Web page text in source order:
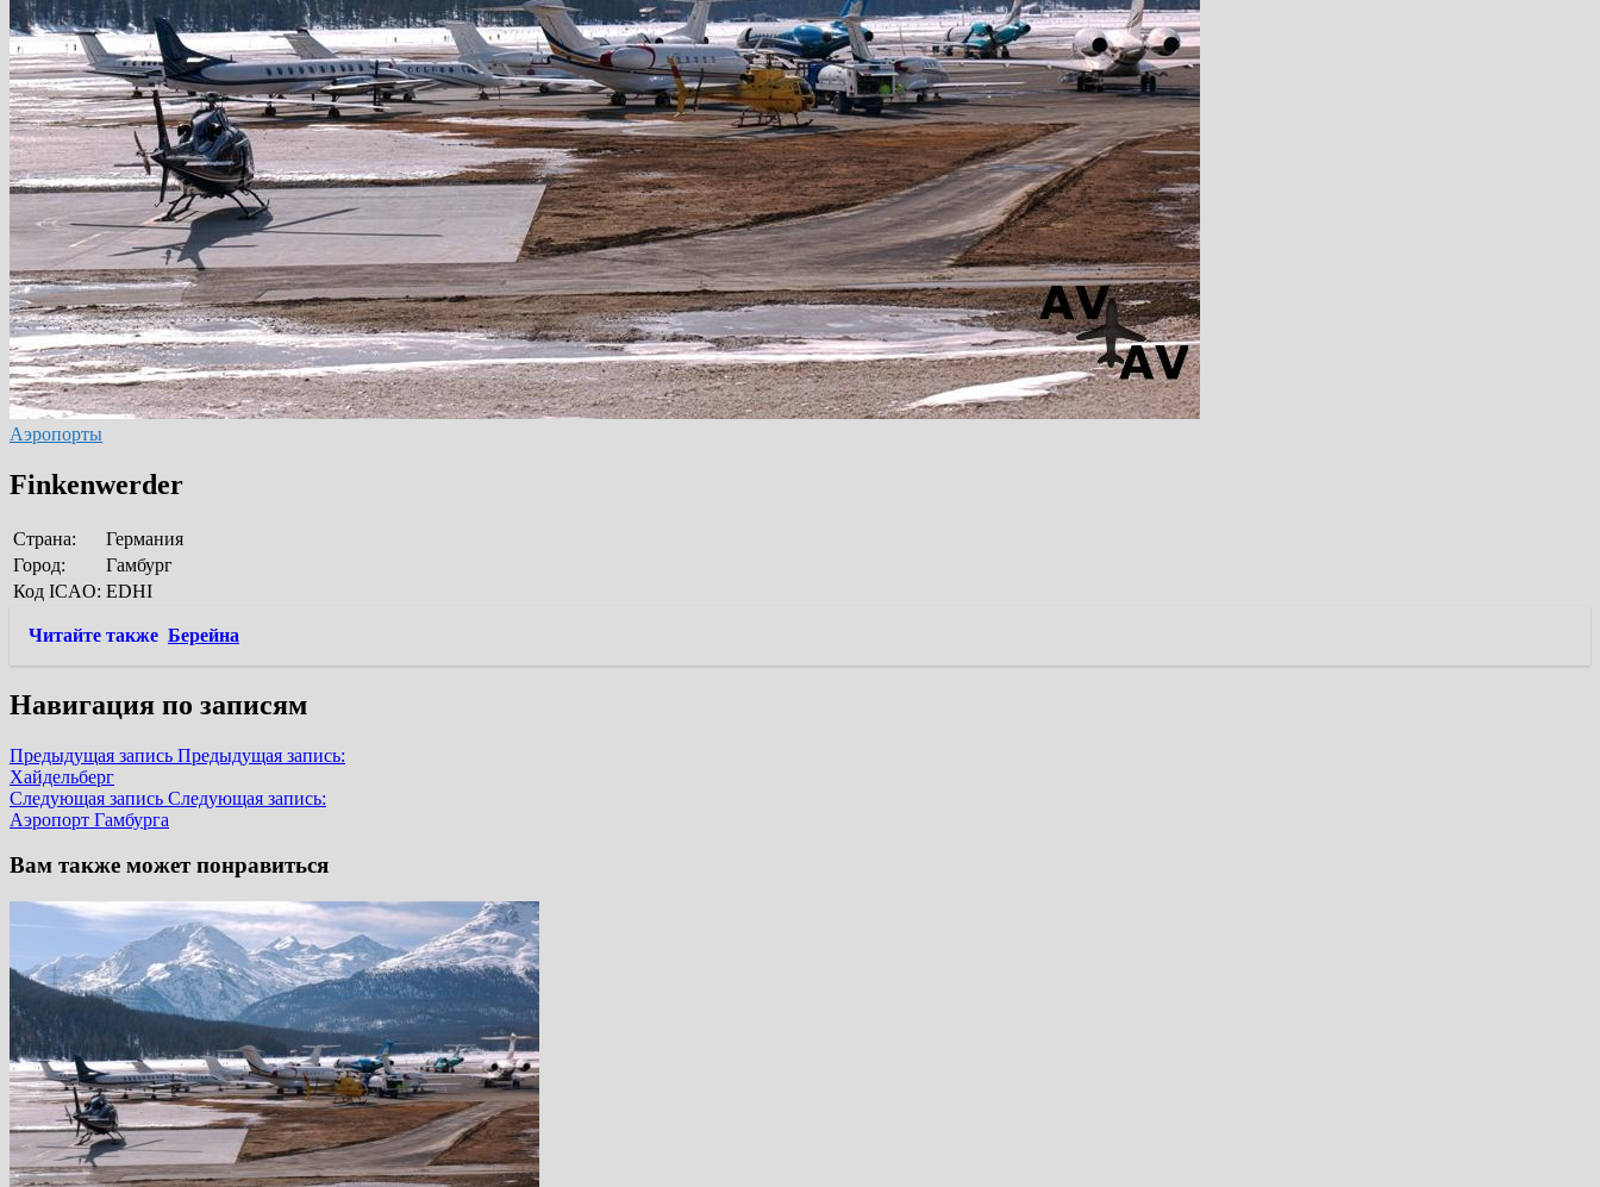
Аэропорты
Finkenwerder
Страна:
Германия
Город:
Гамбург
Код ICAO: EDHI
Читайте также Берейна
Навигация по записям
Предыдущая запись Предыдущая запись:
Хайдельберг
Следующая запись Следующая запись:
Аэропорт Гамбурга
Вам также может понравиться